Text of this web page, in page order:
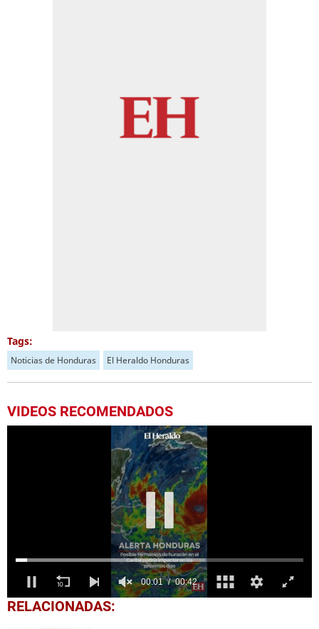
Tags:
Noticias de Honduras El Heraldo Honduras
VIDEOS RECOMENDADOS
0
seconds
RELACIONADAS: